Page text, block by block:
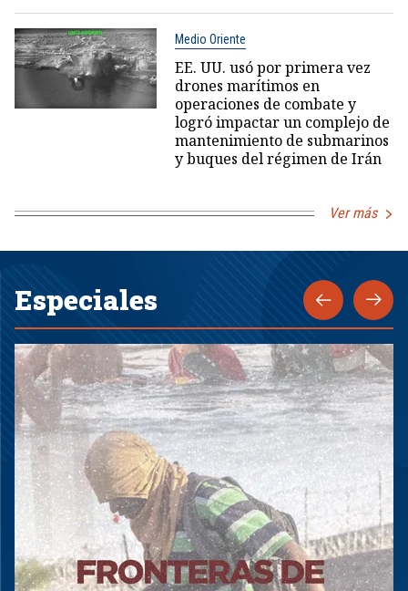
Medio Oriente
EE. UU. usó por primera vez
drones marítimos en
operaciones de combate y
logró impactar un complejo de
mantenimiento de submarinos
y buques del régimen de Irán
Ver más
Especiales